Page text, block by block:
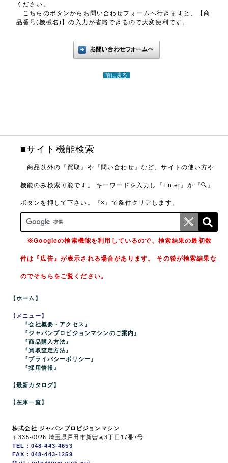
ください。
こちらのボタンからお問い合わせフォームへ行きますと、【商
品番号(機械名)】の入力が省略できるので大変便利です。
前に戻る
■サイト機能検索
商品以外の『買取』や『問い合わせ』など、サイトの使い方や
機能のみ検索可能です。 キーワードを入力し『Enter』か『🔍』
ボタンを押して下さい。『×』で条件クリアします。
※Googleの検索機能を利用しているので、検索結果の最初数
件は『広告』が表示される場合があります。 その後が検索結果な
のでそちらをご覧ください。
【ホーム】
【メニュー】
『会社概要・アクセス』
『ジャパンプロビジョンマシンのご案内』
『商品購入方法』
『買取査定方法』
『プライバシーポリシー』
『採用情報』
【最新カタログ】
【在庫一覧】
株式会社 ジャパンプロビジョンマシン
〒335-0026 埼玉県戸田市新曽南3丁目17番7号
TEL：048-443-4653
FAX：048-443-1259